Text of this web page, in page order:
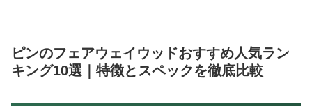
ピンのフェアウェイウッドおすすめ人気ラン
キング10選｜特徴とスペックを徹底比較